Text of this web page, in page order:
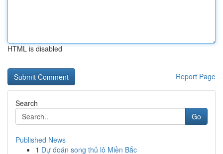
HTML is disabled
Report Page
Search
Go
Published News
1 Dự đoán song thủ lô Miền Bắc